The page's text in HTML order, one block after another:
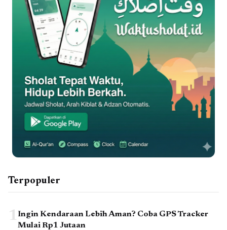
Terpopuler
1Ingin Kendaraan Lebih Aman? Coba GPS Tracker
Mulai Rp1 Jutaan